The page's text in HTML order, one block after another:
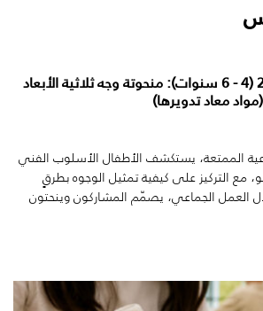
المخيم الصيفي 2026 (4 - 6 سنوات): منحوتة وجه ثلاثية الأبعاد
معاد تدويرها)
الممتعة، يستكشف الأطفال الأسلوب الفني
مع التركيز على كيفية تمثيل الوجوه بطرقٍ
العمل الجماعي، يصمّم المشاركون وينحتون